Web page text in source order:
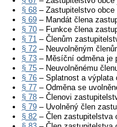
§ 68 – Zastupitelstvo obce
§ 69 – Mandát člena
§ 70 – Funkce člena
§ 71 – Členům
§ 72 – Neuvolněným
§ 73 – Měsíční odměna je
§ 75 – Neuvolněnému
§ 76 – Splatnost a výplata
§ 77 – Odměna se
§ 78 – Členovi
§ 79 – Uvolněný člen
§ 82 – Člen zastupitelstva